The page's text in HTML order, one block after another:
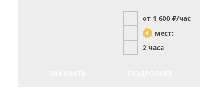
от 1 600 ₽/час
4
мест:
2 часа